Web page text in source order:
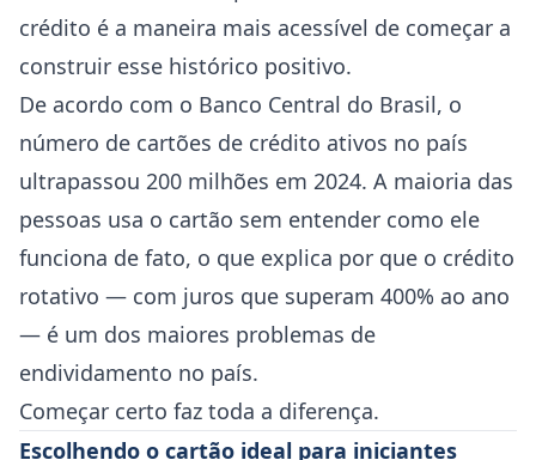
crédito é a maneira mais acessível de começar a
construir esse histórico positivo.
De acordo com o Banco Central do Brasil, o
número de cartões de crédito ativos no país
ultrapassou 200 milhões em 2024. A maioria das
pessoas usa o cartão sem entender como ele
funciona de fato, o que explica por que o crédito
rotativo — com juros que superam 400% ao ano
— é um dos maiores problemas de
endividamento no país.
Começar certo faz toda a diferença.
Escolhendo o cartão ideal para iniciantes